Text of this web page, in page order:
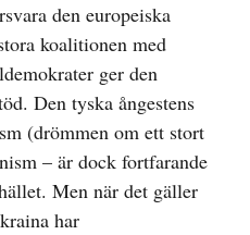
den europeiska
koalitionen med
ger den
Den tyska ångestens
(drömmen om ett stort
– är dock fortfarande
Men när det gäller
har